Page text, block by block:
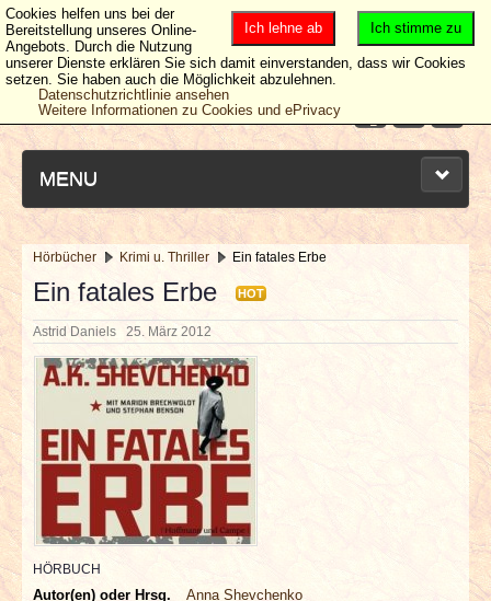
MENU
NEUESTE ARTIKEL
NEWS & DATES
BERICHTE
VERLOSUNGEN
INTERVIEWS
SPECIALS
Hörbücher Krimi u. Thriller Ein fatales Erbe
Ein fatales Erbe HOT
Astrid Daniels 25. März 2012
HÖRBUCH
Autor(en) oder Hrsg.
Anna Shevchenko
Ich stimme zu
Ich lehne ab
Cookies helfen uns bei der
Bereitstellung unseres Online-
Angebots. Durch die Nutzung
unserer Dienste erklären Sie sich damit einverstanden, dass wir Cookies
setzen. Sie haben auch die Möglichkeit abzulehnen.
Datenschutzrichtlinie ansehen
Weitere Informationen zu Cookies und ePrivacy